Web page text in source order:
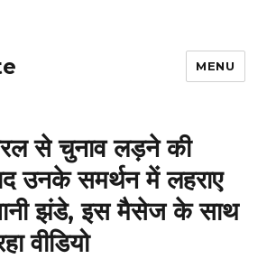
MENU
से चुनाव लड़ने की
उनके समर्थन में लहराए
झंडे, इस मैसेज के साथ
वीडियो